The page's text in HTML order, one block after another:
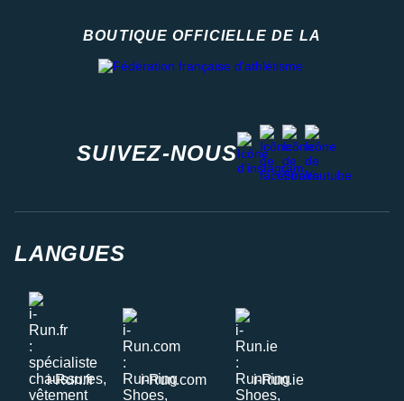
BOUTIQUE OFFICIELLE DE LA
SUIVEZ-NOUS
instagram
facebook
stravayoutube
LANGUES
i-Run.fr i-Run.com i-Run.ie